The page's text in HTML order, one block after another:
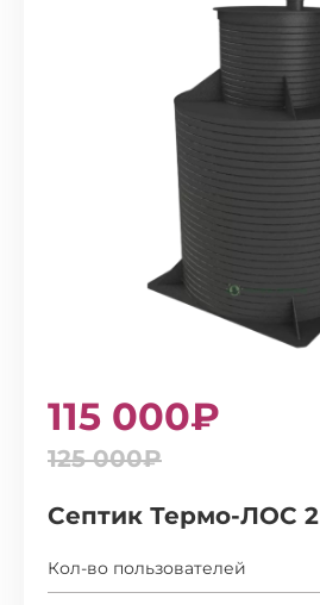
115 000₽
125 000₽
Септик Термо-ЛОС 2
Кол-во пользователей